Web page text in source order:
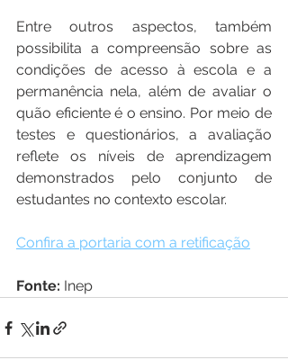
Entre outros aspectos, também
possibilita a compreensão sobre as
condições de acesso à escola e a
permanência nela, além de avaliar o
quão eficiente é o ensino. Por meio de
testes e questionários, a avaliação
reflete os níveis de aprendizagem
demonstrados pelo conjunto de
estudantes no contexto escolar.
Confira a portaria com a retificação
Fonte: Inep